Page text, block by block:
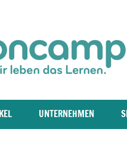
UNTERNEHMEN